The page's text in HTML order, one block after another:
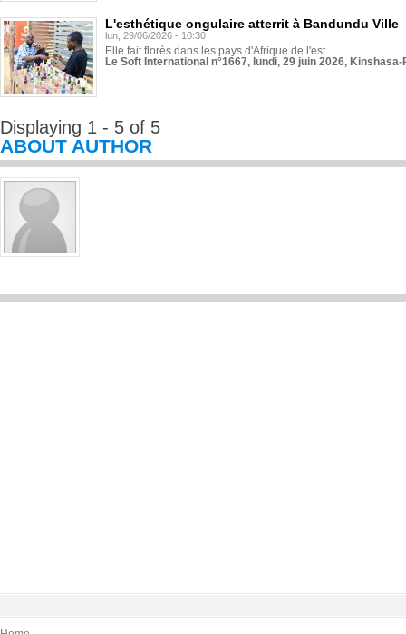
L'esthétique ongulaire atterrit à Bandundu Ville
lun, 29/06/2026 - 10:30
Elle fait florès dans les pays d'Afrique de l'est...
Le Soft International n°1667, lundi, 29 juin 2026,
Displaying 1 - 5 of 5
ABOUT AUTHOR